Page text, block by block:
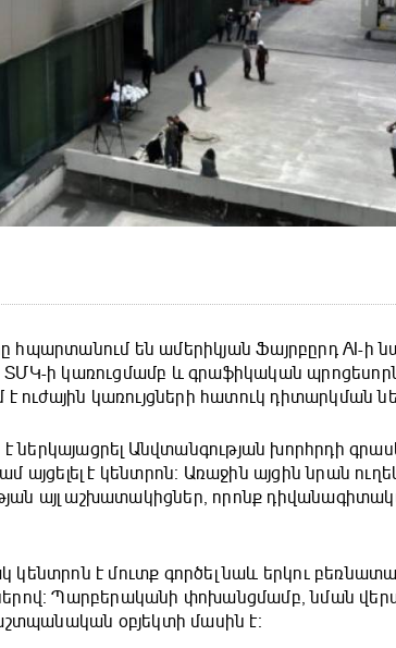
հպարտանում են ամերիկյան Ֆայրբըրդ AI-ի
ի կառուցմամբ և գրաֆիկական
կառույցների հատուկ դիտարկման
Անվտանգության խորհրդի
այցելել է կենտրոն։ Առաջին այցին նրան
այլ աշխատակիցներ, որոնք
կենտրոն է մուտք գործել նաև երկու
Պարբերականի փոխանցմամբ, նման
օբյեկտի մասին է։